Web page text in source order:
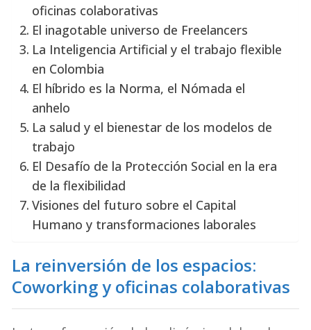
oficinas colaborativas
El inagotable universo de Freelancers
La Inteligencia Artificial y el trabajo flexible
en Colombia
El híbrido es la Norma, el Nómada el
anhelo
La salud y el bienestar de los modelos de
trabajo
El Desafío de la Protección Social en la era
de la flexibilidad
Visiones del futuro sobre el Capital
Humano y transformaciones laborales
La reinversión de los espacios:
Coworking y oficinas colaborativas